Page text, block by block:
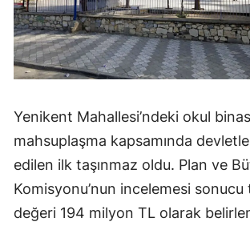
Yenikent Mahallesi’ndeki okul
mahsuplaşma kapsamında
edilen ilk taşınmaz oldu. Plan ve
Komisyonu’nun incelemesi sonucu
değeri 194 milyon TL olarak